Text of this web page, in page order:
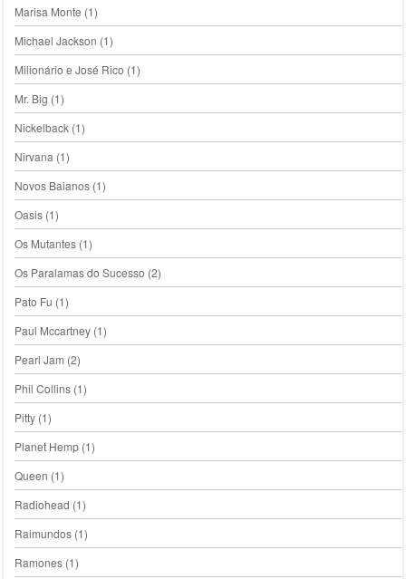
Marisa Monte (1)
Michael Jackson (1)
Milionário e José Rico (1)
Mr. Big (1)
Nickelback(1)
Nirvana (1)
Novos Baianos(1)
Oasis(1)
Os Mutantes(1)
Os Paralamas do Sucesso (2)
Pato Fu (1)
Paul Mccartney(1)
Pearl Jam (2)
Phil Collins(1)
Pitty(1)
Planet Hemp(1)
Queen (1)
Radiohead (1)
Raimundos(1)
Ramones(1)